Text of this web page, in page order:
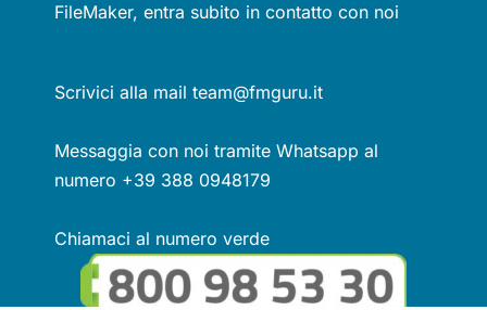
FileMaker, entra subito in contatto con noi
Scrivici alla mail team@fmguru.it
Messaggia con noi tramite Whatsapp al
numero +39 388 0948179
Chiamaci al numero verde